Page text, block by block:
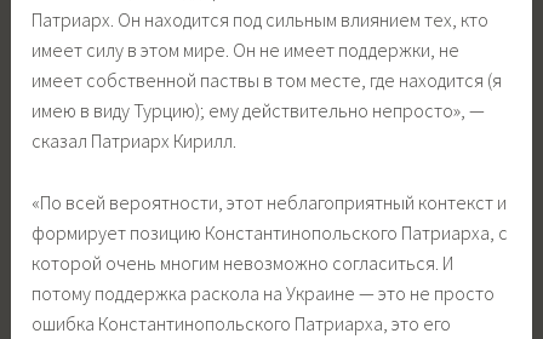
Патриарх. Он находится под сильным влиянием тех, кто
имеет силу в этом мире. Он не имеет поддержки, не
имеет собственной паствы в том месте, где находится (я
имею в виду Турцию); ему действительно непросто», —
сказал Патриарх Кирилл.
«По всей вероятности, этот неблагоприятный контекст и
формирует позицию Константинопольского Патриарха, с
которой очень многим невозможно согласиться. И
потому поддержка раскола на Украине — это не просто
ошибка Константинопольского Патриарха, это его